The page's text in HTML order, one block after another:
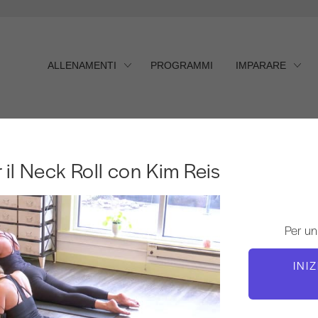
ALLENAMENTI PROGRAMMI IMPARARE
Roll con Kim Reis
Neck Roll con Kim Reis
Per